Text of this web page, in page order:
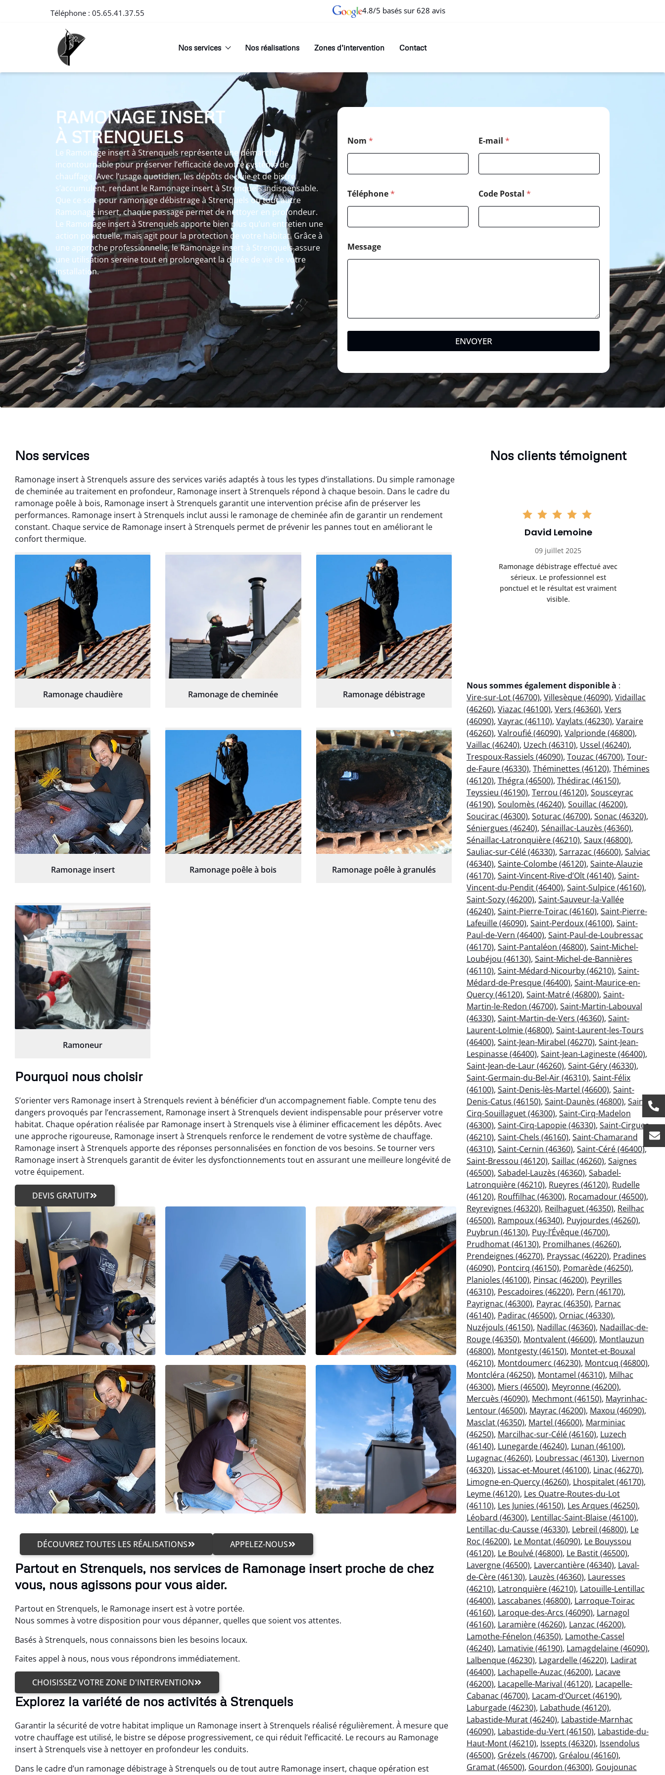
Téléphone : 05.65.41.37.55 4.8/5 basés sur 628 avis
Nos services Nos réalisations Zones d’intervention Contact
RAMONAGE INSERT
À STRENQUELS
Le Ramonage insert à Strenquels représente une démarche
incontournable pour préserver l’efficacité de votre système de
chauffage. Avec l’usage quotidien, les dépôts de suie et de bistre
s’accumulent, rendant le Ramonage insert à Strenquels indispensable.
Que ce soit pour ramonage débistrage à Strenquels ou tout autre
Ramonage insert, chaque passage permet de nettoyer en profondeur.
Le Ramonage insert à Strenquels apporte bien plus qu’un entretien une
action ponctuelle, mais agit pour la protection de votre habitat. Grâce à
une approche professionnelle, le Ramonage insert à Strenquels assure
une utilisation sereine tout en prolongeant la durée de vie de votre
installation.
Nom * E-mail *
Téléphone* Code Postal *
Message
ENVOYER
Nos services
Ramonage insert à Strenquels assure des services variés adaptés à tous les types d’installations. Du simple ramonage
de cheminée au traitement en profondeur, Ramonage insert à Strenquels répond à chaque besoin. Dans le cadre du
ramonage poêle à bois, Ramonage insert à Strenquels garantit une intervention précise afin de préserver les
performances. Ramonage insert à Strenquels inclut aussi le ramonage de cheminée afin de garantir un rendement
constant. Chaque service de Ramonage insert à Strenquels permet de prévenir les pannes tout en améliorant le
confort thermique.
Ramonage chaudière Ramonage de cheminée Ramonage débistrage
Ramonage insert Ramonage poêle à bois Ramonage poêle à granulés
Ramoneur
Pourquoi nous choisir
S’orienter vers Ramonage insert à Strenquels revient à bénéficier d’un accompagnement fiable. Compte tenu des
dangers provoqués par l’encrassement, Ramonage insert à Strenquels devient indispensable pour préserver votre
habitat. Chaque opération réalisée par Ramonage insert à Strenquels vise à éliminer efficacement les dépôts. Avec
une approche rigoureuse, Ramonage insert à Strenquels renforce le rendement de votre système de chauffage.
Ramonage insert à Strenquels apporte des réponses personnalisées en fonction de vos besoins. Se tourner vers
Ramonage insert à Strenquels garantit de éviter les dysfonctionnements tout en assurant une meilleure longévité de
votre équipement.
DEVIS GRATUIT
DÉCOUVREZ TOUTES LES RÉALISATIONS APPELEZ-NOUS
Partout en Strenquels, nos services de Ramonage insert proche de chez
vous, nous agissons pour vous aider.
Partout en Strenquels, le Ramonage insert est à votre portée.
Nous sommes à votre disposition pour vous dépanner, quelles que soient vos attentes.
Basés à Strenquels, nous connaissons bien les besoins locaux.
Faites appel à nous, nous vous répondrons immédiatement.
CHOISISSEZ VOTRE ZONE D'INTERVENTION
Explorez la variété de nos activités à Strenquels
Garantir la sécurité de votre habitat implique un Ramonage insert à Strenquels réalisé régulièrement. À mesure que
votre chauffage est utilisé, le bistre se dépose progressivement, ce qui réduit l’efficacité. Le recours au Ramonage
insert à Strenquels vise à nettoyer en profondeur les conduits.
Dans le cadre d’un ramonage débistrage à Strenquels ou de tout autre Ramonage insert, chaque opération est
Nos clients témoignent
Benoît Lavigne
les règles. Travail efficace, propre et
sans mauvaise surprise. Je
Anthony Caron
Très bon service de ramonage
débistrage. Le conduit était très
encrassé et tout a été nettoyé
parfaitement. Travail soigné.
David Lemoine
09 juillet 2025
Ramonage débistrage effectué avec
sérieux. Le professionnel est
ponctuel et le résultat est vraiment
visible.
Nous sommes également disponible à :
Vire-sur-Lot (46700), Villesèque (46090), Vidaillac
(46260), Viazac (46100), Vers (46360), Vers
(46090), Vayrac (46110), Vaylats (46230), Varaire
(46260), Valroufié (46090), Valprionde (46800),
Vaillac (46240), Uzech (46310), Ussel (46240),
Trespoux-Rassiels (46090), Touzac (46700), Tour-
de-Faure (46330), Théminettes (46120), Thémines
(46120), Thégra (46500), Thédirac (46150),
Teyssieu (46190), Terrou (46120), Sousceyrac
(46190), Soulomès (46240), Souillac (46200),
Soucirac (46300), Soturac (46700), Sonac (46320),
Séniergues (46240), Sénaillac-Lauzès (46360),
Sénaillac-Latronquière (46210), Saux (46800),
Sauliac-sur-Célé (46330), Sarrazac (46600), Salviac
(46340), Sainte-Colombe (46120), Sainte-Alauzie
(46170), Saint-Vincent-Rive-d’Olt (46140), Saint-
Vincent-du-Pendit (46400), Saint-Sulpice (46160),
Saint-Sozy (46200), Saint-Sauveur-la-Vallée
(46240), Saint-Pierre-Toirac (46160), Saint-Pierre-
Lafeuille (46090), Saint-Perdoux (46100), Saint-
Paul-de-Vern (46400), Saint-Paul-de-Loubressac
(46170), Saint-Pantaléon (46800), Saint-Michel-
Loubéjou (46130), Saint-Michel-de-Bannières
(46110), Saint-Médard-Nicourby (46210), Saint-
Médard-de-Presque (46400), Saint-Maurice-en-
Quercy (46120), Saint-Matré (46800), Saint-
Martin-le-Redon (46700), Saint-Martin-Labouval
(46330), Saint-Martin-de-Vers (46360), Saint-
Laurent-Lolmie (46800), Saint-Laurent-les-Tours
(46400), Saint-Jean-Mirabel (46270), Saint-Jean-
Lespinasse (46400), Saint-Jean-Lagineste (46400),
Saint-Jean-de-Laur (46260), Saint-Géry (46330),
Saint-Germain-du-Bel-Air (46310), Saint-Félix
(46100), Saint-Denis-lès-Martel (46600), Saint-
Denis-Catus (46150), Saint-Daunès (46800), Saint-
Cirq-Souillaguet (46300), Saint-Cirq-Madelon
(46300), Saint-Cirq-Lapopie (46330), Saint-Cirgues
(46210), Saint-Chels (46160), Saint-Chamarand
(46310), Saint-Cernin (46360), Saint-Céré (46400),
Saint-Bressou (46120), Saillac (46260), Saignes
(46500), Sabadel-Lauzès (46360), Sabadel-
Latronquière (46210), Rueyres (46120), Rudelle
(46120), Rouffilhac (46300), Rocamadour (46500),
Reyrevignes (46320), Reilhaguet (46350), Reilhac
(46500), Rampoux (46340), Puyjourdes (46260),
Puybrun (46130), Puy-l’Évêque (46700),
Prudhomat (46130), Promilhanes (46260),
Prendeignes (46270), Prayssac (46220), Pradines
(46090), Pontcirq (46150), Pomarède (46250),
Planioles (46100), Pinsac (46200), Peyrilles
(46310), Pescadoires (46220), Pern (46170),
Payrignac (46300), Payrac (46350), Parnac
(46140), Padirac (46500), Orniac (46330),
Nuzéjouls (46150), Nadillac (46360), Nadaillac-de-
Rouge (46350), Montvalent (46600), Montlauzun
(46800), Montgesty (46150), Montet-et-Bouxal
(46210), Montdoumerc (46230), Montcuq (46800),
Montcléra (46250), Montamel (46310), Milhac
(46300), Miers (46500), Meyronne (46200),
Mercuès (46090), Mechmont (46150), Mayrinhac-
Lentour (46500), Mayrac (46200), Maxou (46090),
Masclat (46350), Martel (46600), Marminiac
(46250), Marcilhac-sur-Célé (46160), Luzech
(46140), Lunegarde (46240), Lunan (46100),
Lugagnac (46260), Loubressac (46130), Livernon
(46320), Lissac-et-Mouret (46100), Linac (46270),
Limogne-en-Quercy (46260), Lhospitalet (46170),
Leyme (46120), Les Quatre-Routes-du-Lot
(46110), Les Junies (46150), Les Arques (46250),
Léobard (46300), Lentillac-Saint-Blaise (46100),
Lentillac-du-Causse (46330), Lebreil (46800), Le
Roc (46200), Le Montat (46090), Le Bouyssou
(46120), Le Boulvé (46800), Le Bastit (46500),
Lavergne (46500), Lavercantière (46340), Laval-
de-Cère (46130), Lauzès (46360), Lauresses
(46210), Latronquière (46210), Latouille-Lentillac
(46400), Lascabanes (46800), Larroque-Toirac
(46160), Laroque-des-Arcs (46090), Larnagol
(46160), Laramière (46260), Lanzac (46200),
Lamothe-Fénelon (46350), Lamothe-Cassel
(46240), Lamativie (46190), Lamagdelaine (46090),
Lalbenque (46230), Lagardelle (46220), Ladirat
(46400), Lachapelle-Auzac (46200), Lacave
(46200), Lacapelle-Marival (46120), Lacapelle-
Cabanac (46700), Lacam-d’Ourcet (46190),
Laburgade (46230), Labathude (46120),
Labastide-Murat (46240), Labastide-Marnhac
(46090), Labastide-du-Vert (46150), Labastide-du-
Haut-Mont (46210), Issepts (46320), Issendolus
(46500), Grézels (46700), Gréalou (46160),
Gramat (46500), Gourdon (46300), Goujounac